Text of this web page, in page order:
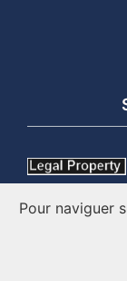
ESTE SITE FOI
-
Pour naviguer